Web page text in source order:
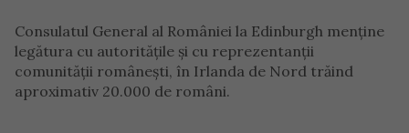
Consulatul General al României la Edinburgh menține
legătura cu autoritățile și cu reprezentanții
comunității românești, în Irlanda de Nord trăind
aproximativ 20.000 de români.